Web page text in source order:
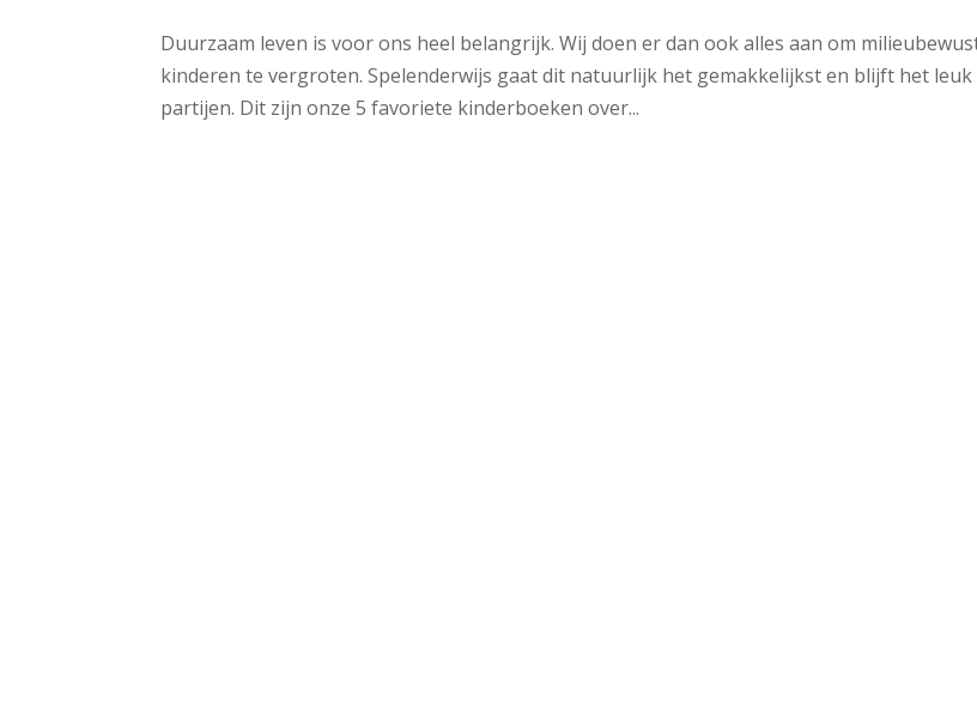
Duurzaam leven is voor ons heel belangrijk. Wij doen er dan ook alles aan om
kinderen te vergroten. Spelenderwijs gaat dit natuurlijk het gemakkelijkst en blijft het leuk
partijen. Dit zijn onze 5 favoriete kinderboeken over...